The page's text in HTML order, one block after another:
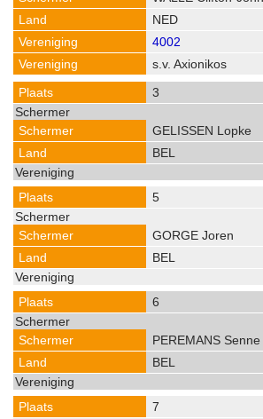
NED
4002
s.v. Axionikos
3
GELISSEN Lopke
BEL
5
GORGE Joren
BEL
6
PEREMANS Senne
BEL
7